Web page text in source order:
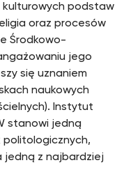
kulturowych podstaw
oraz procesów
Środkowo-
jego
się uznaniem
naukowych
Instytut
stanowi jedną
politologicznych,
jedną z najbardziej